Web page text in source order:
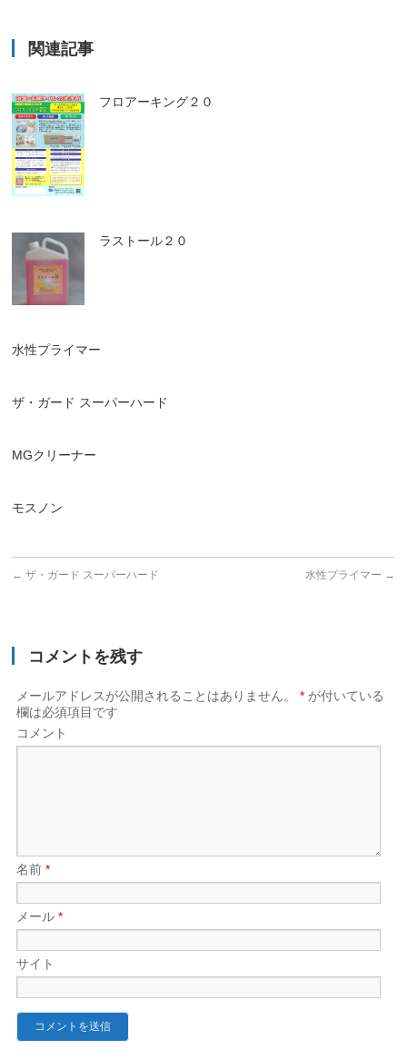
関連記事
フロアーキング２０
ラストール２０
水性プライマー
ザ・ガード スーパーハード
MGクリーナー
モスノン
← ザ・ガード スーパーハード 水性プライマー →
コメントを残す
メールアドレスが公開されることはありません。 * が付いている
欄は必須項目です
コメント
名前*
メール*
サイト